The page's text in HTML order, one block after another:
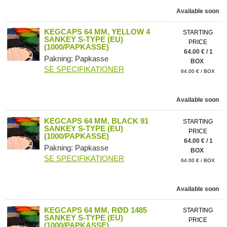
Available soon
KEGCAPS 64 MM, YELLOW 4
SANKEY S-TYPE (EU)
(1000/PAPKASSE)
Pakning: Papkasse
SE SPECIFIKATIONER
STARTING
PRICE
64.00 € / 1
BOX
64.00 € / BOX
Available soon
KEGCAPS 64 MM, BLACK 91
SANKEY S-TYPE (EU)
(1000/PAPKASSE)
Pakning: Papkasse
SE SPECIFIKATIONER
STARTING
PRICE
64.00 € / 1
BOX
64.00 € / BOX
Available soon
KEGCAPS 64 MM, RØD 1485
SANKEY S-TYPE (EU)
(1000/PAPKASSE)
STARTING
PRICE